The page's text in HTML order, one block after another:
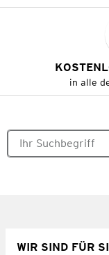
in alle
WIR SIND FÜR